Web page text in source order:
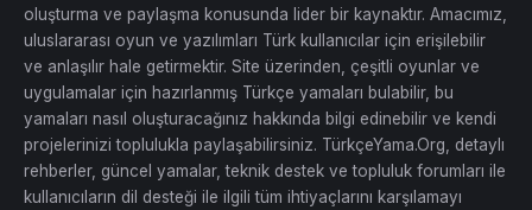
oluşturma ve paylaşma konusunda lider bir kaynaktır. Amacımız,
uluslararası oyun ve yazılımları Türk kullanıcılar için erişilebilir
ve anlaşılır hale getirmektir. Site üzerinden, çeşitli oyunlar ve
uygulamalar için hazırlanmış Türkçe yamaları bulabilir, bu
yamaları nasıl oluşturacağınız hakkında bilgi edinebilir ve kendi
projelerinizi toplulukla paylaşabilirsiniz. TürkçeYama.Org, detaylı
rehberler, güncel yamalar, teknik destek ve topluluk forumları ile
kullanıcıların dil desteği ile ilgili tüm ihtiyaçlarını karşılamayı